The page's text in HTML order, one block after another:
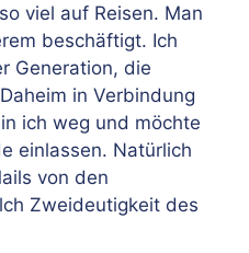
viel auf Reisen. Man
beschäftigt. Ich
Generation, die
in Verbindung
ich weg und möchte
einlassen. Natürlich
von den
Zweideutigkeit des